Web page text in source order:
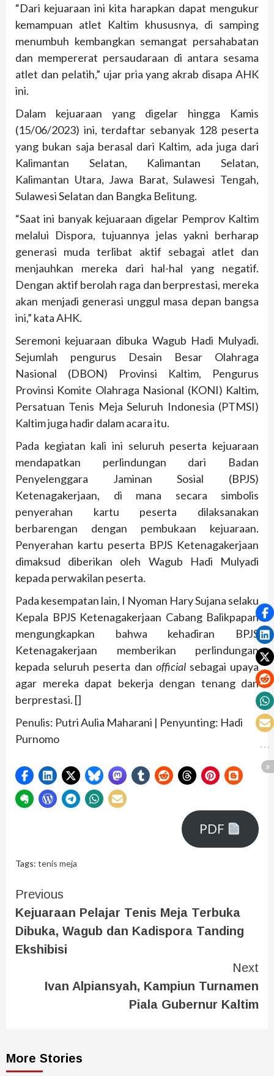
“Dari kejuaraan ini kita harapkan dapat mengukur
kemampuan atlet Kaltim khususnya, di samping
menumbuh kembangkan semangat persahabatan
dan mempererat persaudaraan di antara sesama
atlet dan pelatih,” ujar pria yang akrab disapa AHK
ini.
Dalam kejuaraan yang digelar hingga Kamis
(15/06/2023) ini, terdaftar sebanyak 128 peserta
yang bukan saja berasal dari Kaltim, ada juga dari
Kalimantan Selatan, Kalimantan Selatan,
Kalimantan Utara, Jawa Barat, Sulawesi Tengah,
Sulawesi Selatan dan Bangka Belitung.
“Saat ini banyak kejuaraan digelar Pemprov Kaltim
melalui Dispora, tujuannya jelas yakni berharap
generasi muda terlibat aktif sebagai atlet dan
menjauhkan mereka dari hal-hal yang negatif.
Dengan aktif berolah raga dan berprestasi, mereka
akan menjadi generasi unggul masa depan bangsa
ini,” kata AHK.
Seremoni kejuaraan dibuka Wagub Hadi Mulyadi.
Sejumlah pengurus Desain Besar Olahraga
Nasional (DBON) Provinsi Kaltim, Pengurus
Provinsi Komite Olahraga Nasional (KONI) Kaltim,
Persatuan Tenis Meja Seluruh Indonesia (PTMSI)
Kaltim juga hadir dalam acara itu.
Pada kegiatan kali ini seluruh peserta kejuaraan
mendapatkan perlindungan dari Badan
Penyelenggara Jaminan Sosial (BPJS)
Ketenagakerjaan, di mana secara simbolis
penyerahan kartu peserta dilaksanakan
berbarengan dengan pembukaan kejuaraan.
Penyerahan kartu peserta BPJS Ketenagakerjaan
dimaksud diberikan oleh Wagub Hadi Mulyadi
kepada perwakilan peserta.
Pada kesempatan lain, I Nyoman Hary Sujana selaku
Kepala BPJS Ketenagakerjaan Cabang Balikpapan
mengungkapkan bahwa kehadiran BPJS
Ketenagakerjaan memberikan perlindungan
kepada seluruh peserta dan officialsebagai upaya
agar mereka dapat bekerja dengan tenang dan
berprestasi. []
Penulis: Putri Aulia Maharani | Penyunting: Hadi
Purnomo
PDF
Tags: tenis meja
Previous
Kejuaraan Pelajar Tenis Meja Terbuka
Dibuka, Wagub dan Kadispora Tanding
Ekshibisi
Next
Ivan Alpiansyah, Kampiun Turnamen
Piala Gubernur Kaltim
More Stories